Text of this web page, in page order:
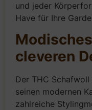
und jeder
Have für Ihre
cleveren
Der THC
seinen modernen
zahlreiche